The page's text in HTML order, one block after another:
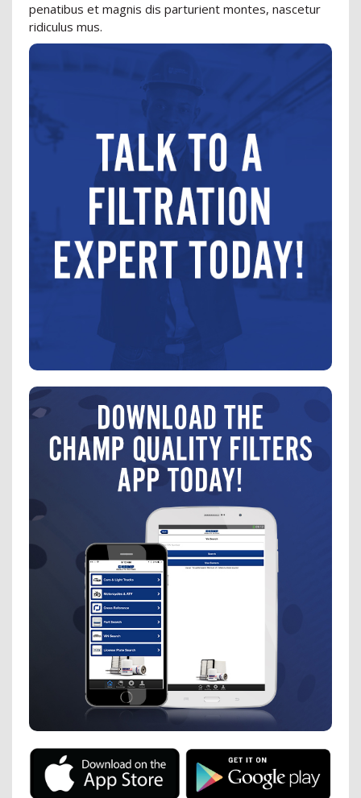
penatibus et magnis dis parturient montes, nascetur
ridiculus mus.